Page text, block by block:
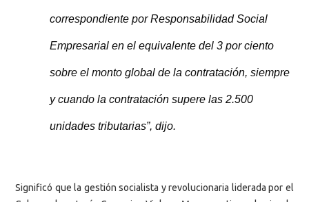
correspondiente por Responsabilidad Social
Empresarial en el equivalente del 3 por ciento
sobre el monto global de la contratación, siempre
y cuando la contratación supere las 2.500
unidades tributarias”, dijo.
Significó que la gestión socialista y revolucionaria liderada por el